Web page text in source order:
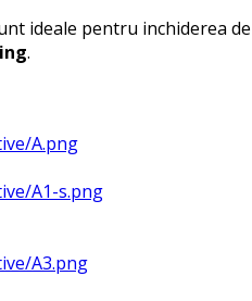
ideale pentru inchiderea
.